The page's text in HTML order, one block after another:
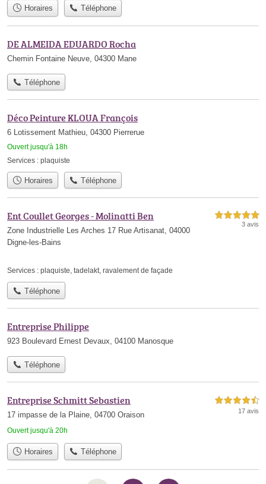
Horaires Téléphone
DE ALMEIDA EDUARDO Rocha
Chemin Fontaine Neuve, 04300 Mane
Téléphone
Déco Peinture KLOUA François
6 Lotissement Mathieu, 04300 Pierrerue
Ouvert jusqu'à 18h
Services : plaquiste
Horaires Téléphone
Ent Coullet Georges - Molinatti Ben
Zone Industrielle Les Arches 17 Rue Artisanat, 04000
Digne-les-Bains
5,0 étoiles sur 5
3 avis
Services : plaquiste, tadelakt, ravalement de façade
Téléphone
Entreprise Philippe
923 Boulevard Ernest Devaux, 04100 Manosque
Téléphone
Entreprise Schmitt Sebastien
17 impasse de la Plaine, 04700 Oraison
Ouvert jusqu'à 20h
4,5 étoiles sur 5
17 avis
Horaires Téléphone